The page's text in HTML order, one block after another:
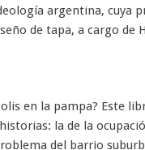
argentina, cuya
de tapa, a cargo de
en la pampa? Este
la de la
del barrio